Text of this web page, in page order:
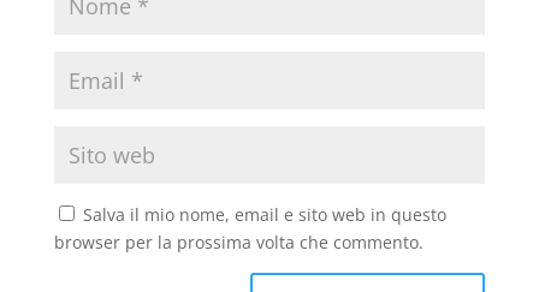
Salva il mio nome, email e sito web in questo
browser per la prossima volta che commento.